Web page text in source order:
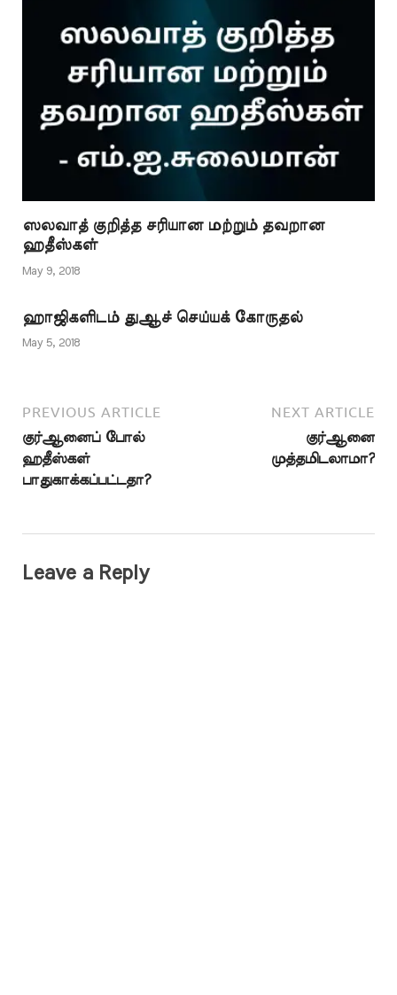
பார்வைக்கு…
ஸலவாத் குறித்த சரியான மற்றும் தவறான
ஹதீஸ்கள்
May 9, 2018
ஹாஜிகளிடம் துஆச் செய்யக் கோருதல்
May 5, 2018
PREVIOUS ARTICLE
குர்ஆனைப் போல்
ஹதீஸ்கள்
பாதுகாக்கப்பட்டதா?
NEXT ARTICLE
குர்ஆனை
முத்தமிடலாமா?
Leave a Reply